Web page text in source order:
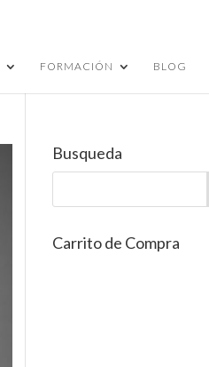
FORMACIÓN BLOG
Busqueda
Carrito de Compra